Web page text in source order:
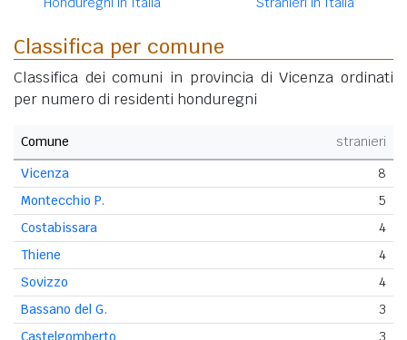
Classifica per comune
Classifica dei comuni in provincia di Vicenza ordinati
per numero di residenti honduregni
Comune
stranieri
Vicenza
8
Montecchio P.
5
Costabissara
4
Thiene
4
Sovizzo
4
Bassano del G.
3
Castelgomberto
3